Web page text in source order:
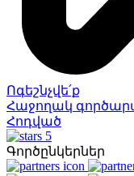
Ոգեշնչվե՛ք
Հաջողակ
Հոդված
5
Գործընկերներ